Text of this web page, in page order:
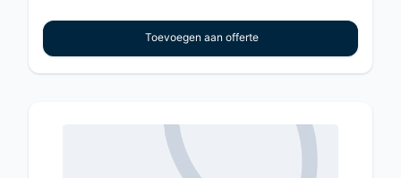
Toevoegen aan offerte